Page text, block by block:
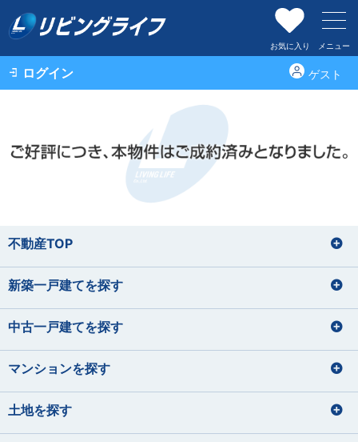
お気に入り メニュー
ログイン ゲスト
不動産TOP
新築一戸建てを探す
中古一戸建てを探す
マンションを探す
土地を探す